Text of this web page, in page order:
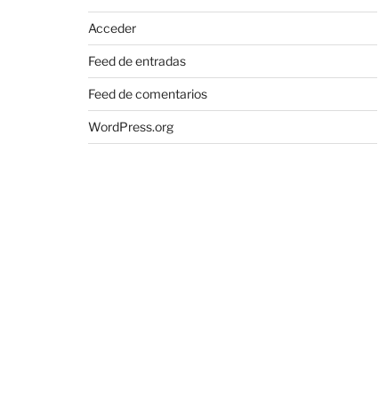
Acceder
Feed de entradas
Feed de comentarios
WordPress.org